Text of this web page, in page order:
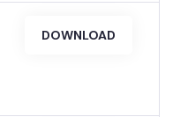
DOWNLOAD